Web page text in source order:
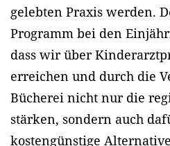
gelebten Praxis werden.
Programm bei den
dass wir über
erreichen und durch die
Bücherei nicht nur die
stärken, sondern auch
kostengünstige